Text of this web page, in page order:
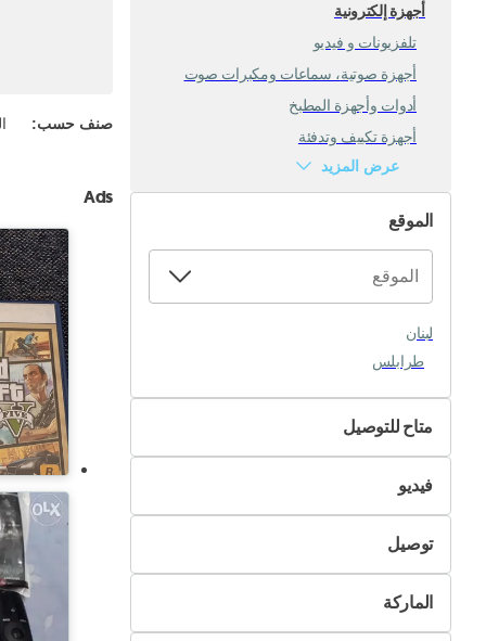
أجهزة إلكترونية
تلفزيونات و فيديو
أجهزة صوتية، سماعات ومكبرات صوت
أدوات وأجهزة المطبخ
أجهزة تكييف وتدفئة
عرض المزيد
الموقع
لبنان
طرابلس
متاح للتوصيل
لا
نعمفيديو
غير متوفر
متوفرتوصيل
التسليم الذاتي
تسليم Pik&Dropالماركة
اريستون
صنف حسب:
Ads